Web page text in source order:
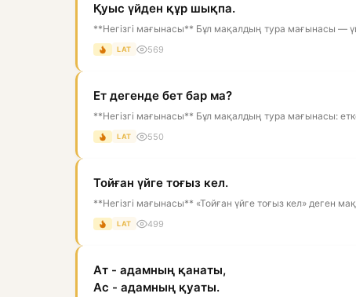
Қуыс үйден құр шықпа.
**Негізгі мағынасы** Бұл мақалдың тура мағынасы —
LAT 569
Ет дегенде бет бар ма?
**Негізгі мағынасы** Бұл мақалдың тура мағынасы:
LAT 550
Тойған үйге тоғыз кел.
**Негізгі мағынасы** «Тойған үйге тоғыз кел» деген
LAT 499
Ат - адамның қанаты,
Ас - адамның қуаты.